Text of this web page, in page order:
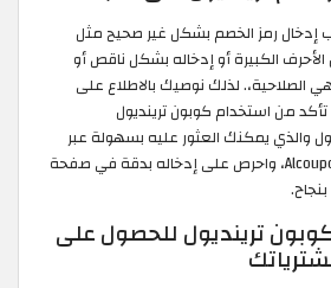
إدخال رمز الخصم بشكل غير صحيح مثل
الكبيرة أو إدخاله بشكل ناقص أو
الصلاحية،. لذلك نوصيك بالاطلاع على
تأكد من استخدام كوبون ترينديول
والذي يمكنك العثور عليه بسهولة عبر
هذه الصفحة في Alcoupon.com، واحرص على إدخاله بدقة في صفحة
ترينديول للحصول على